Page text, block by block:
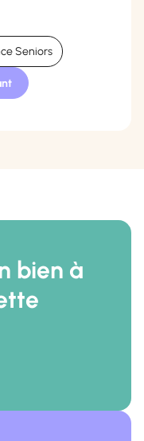
Seniors
bien à